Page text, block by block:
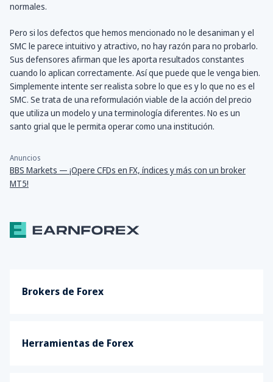
normales.
Pero si los defectos que hemos mencionado no le desaniman y el
SMC le parece intuitivo y atractivo, no hay razón para no probarlo.
Sus defensores afirman que les aporta resultados constantes
cuando lo aplican correctamente. Así que puede que le venga bien.
Simplemente intente ser realista sobre lo que es y lo que no es el
SMC. Se trata de una reformulación viable de la acción del precio
que utiliza un modelo y una terminología diferentes. No es un
santo grial que le permita operar como una institución.
Anuncios
BBS Markets — ¡Opere CFDs en FX, índices y más con un broker
MT5!
Brokers de Forex
Herramientas de Forex